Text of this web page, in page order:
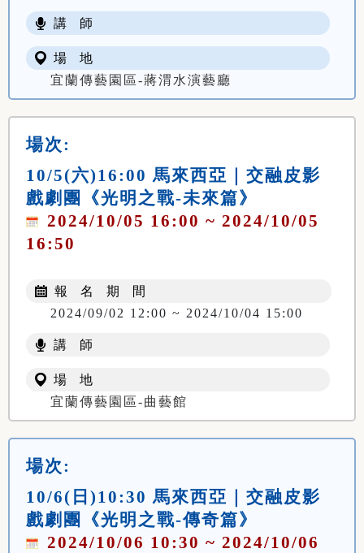
講 師
場 地
宜蘭傳藝園區-蔣渭水演藝廳
場次:
10/5(六)16:00 馬來西亞｜交融皮影
戲劇團《光明之戰-未來篇》
2024/10/05 16:00 ~ 2024/10/05
16:50
報 名 期 間
2024/09/02 12:00 ~ 2024/10/04 15:00
講 師
場 地
宜蘭傳藝園區-曲藝館
場次:
10/6(日)10:30 馬來西亞｜交融皮影
戲劇團《光明之戰-傳奇篇》
2024/10/06 10:30 ~ 2024/10/06